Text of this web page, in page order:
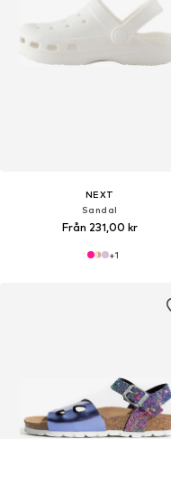
NEXT
Sandal
Från 231,00 kr
+1